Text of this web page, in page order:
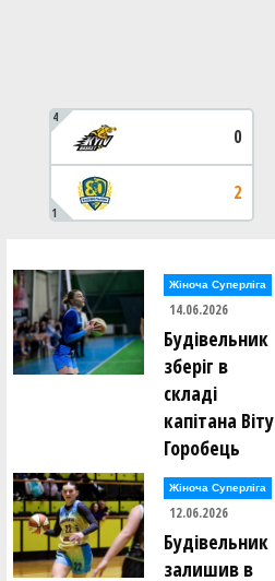
4
0
1
2
Жіноча Суперліга
14.06.2026
Будівельник
зберіг в
складі
капітана Віту
Горобець
Жіноча Суперліга
12.06.2026
Будівельник
залишив в